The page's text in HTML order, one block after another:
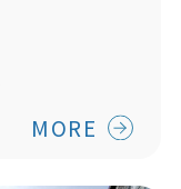
MORE